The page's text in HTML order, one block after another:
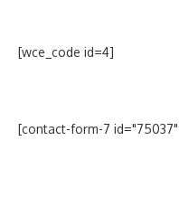
[wce_code id=4]
[contact-form-7